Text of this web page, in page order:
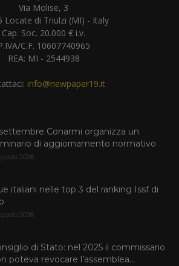
Via Molise, 3
Locate di Triulzi (MI) - Italy
Cap. Soc. 20.000 € i.v.
C.F. 10607740965
REA: MI - 2544938
info@newpaper19.it
Conarmi organizza un
di aggiornamento normativo
2026
italiani nelle top 3 del ranking Issf di
2026
di Stato: nel 2025 il commissario
poteva revocare l’assemblea...